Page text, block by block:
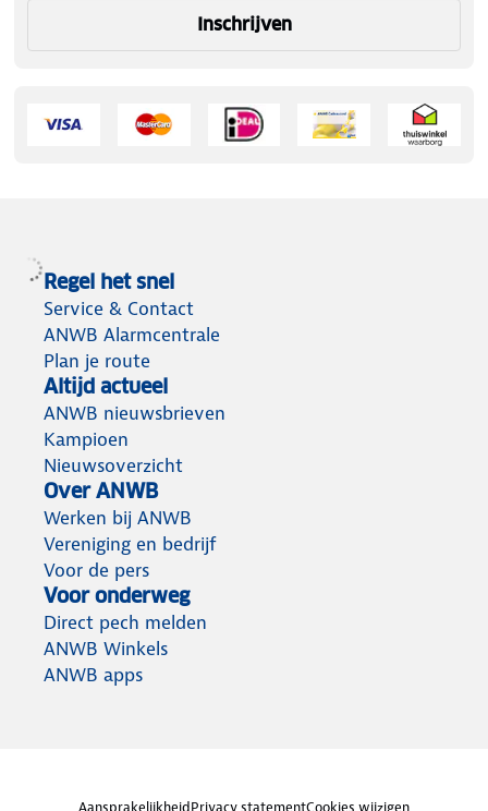
Inschrijven
Regel het snel
Service & Contact
ANWB Alarmcentrale
Plan je route
Altijd actueel
ANWB nieuwsbrieven
Kampioen
Nieuwsoverzicht
Over ANWB
Werken bij ANWB
Vereniging en bedrijf
Voor de pers
Voor onderweg
Direct pech melden
ANWB Winkels
ANWB apps